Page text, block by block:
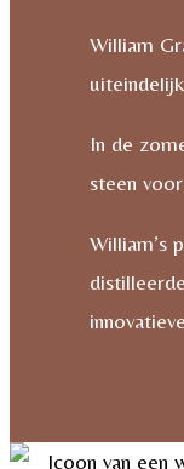
William
In de
steen
William’s